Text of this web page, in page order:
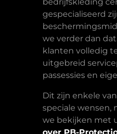
gespecialiseerd
we verder dan
klanten volledig
uitgebreid
passessies en
Dit zijn enkele
speciale wensen,
we bekijken met